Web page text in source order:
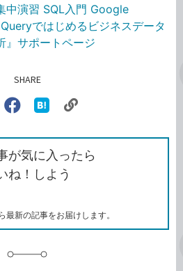
中演習 SQL入門 Google
ではじめるビジネスデータ
』サポートページ
SHARE
旧
Facebook
シ
ェ
ア
な
ブ
ッ
ク
ク
ク
を
コ
が気に入ったら
ね！しよう
最新の記事をお届けします。